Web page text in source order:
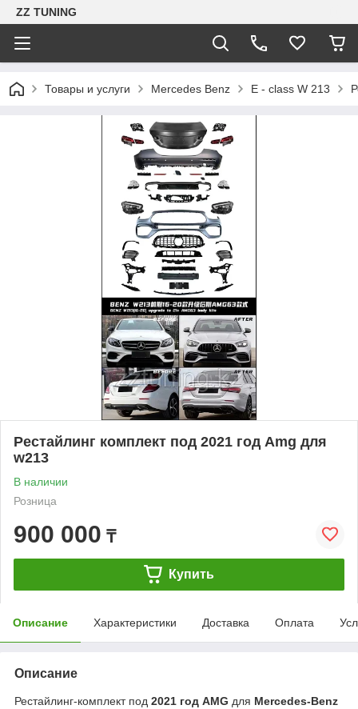
ZZ TUNING
Товары и услуги Mercedes Benz E - class W 213
Рестайлинг комплект под 2021 год Amg для
w213
В наличии
Розница
900 000 ₸
Купить
Описание Характеристики Доставка Оплата
Описание
Рестайлинг-комплект под 2021 год AMG для Mercedes-Benz